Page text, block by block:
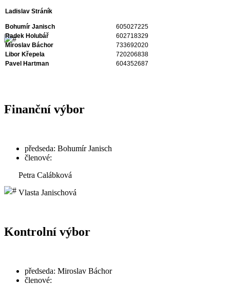
Ladislav Stráník
Bohumír Janisch
605027225
Radek Holubář
602718329
Miroslav Báchor
733692020
Libor Křepela
720206838
Pavel Hartman
604352687
Finanční výbor
předseda: Bohumír Janisch
členové:
Petra Calábková
Vlasta Janischová
Kontrolní výbor
předseda: Miroslav Báchor
členové: